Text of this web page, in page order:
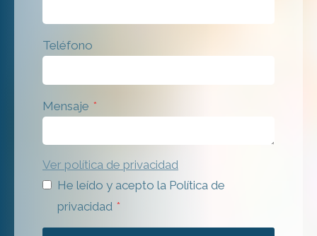
Teléfono
Mensaje *
Ver política de privacidad
He leído y acepto la Política de
privacidad *